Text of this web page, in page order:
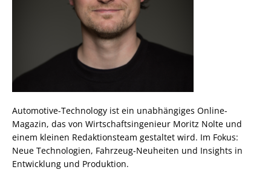
Automotive-Technology ist ein unabhängiges Online-
Magazin, das von Wirtschaftsingenieur Moritz Nolte und
einem kleinen Redaktionsteam gestaltet wird. Im Fokus:
Neue Technologien, Fahrzeug-Neuheiten und Insights in
Entwicklung und Produktion.